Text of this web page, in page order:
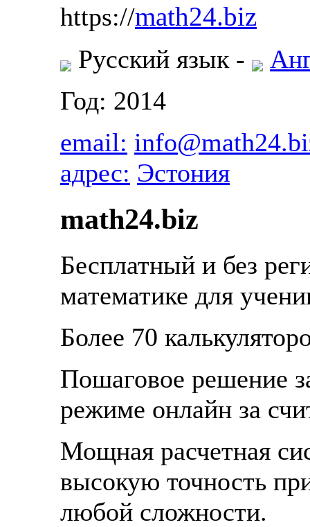
https://math24.biz
Русский язык -
Год: 2014
email:
адрес: Эстония
math24.biz
Бесплатный и без
математике для
Более 70
Пошаговое решение
режиме онлайн за
Мощная расчетная
высокую точность
любой сложности.